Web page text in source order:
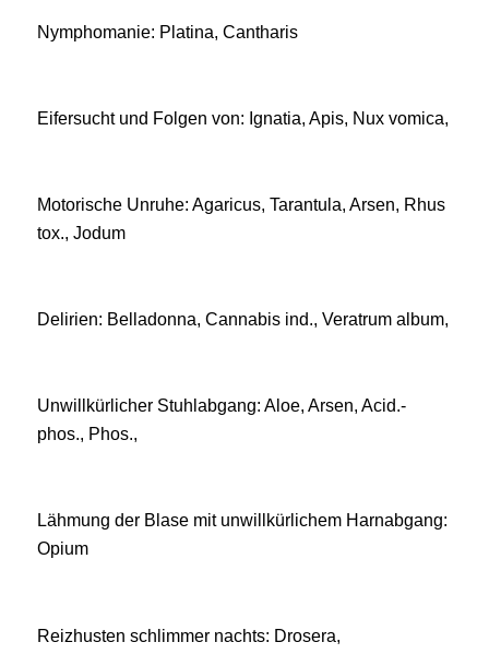
Nymphomanie: Platina, Cantharis
Eifersucht und Folgen von: Ignatia, Apis, Nux vomica,
Motorische Unruhe: Agaricus, Tarantula, Arsen, Rhus
tox., Jodum
Delirien: Belladonna, Cannabis ind., Veratrum album,
Unwillkürlicher Stuhlabgang: Aloe, Arsen, Acid.-
phos., Phos.,
Lähmung der Blase mit unwillkürlichem Harnabgang:
Opium
Reizhusten schlimmer nachts: Drosera,